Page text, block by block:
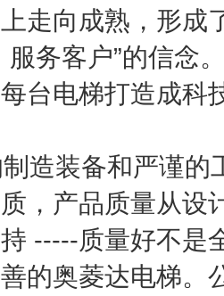
走向成熟，形成
服务客户”的信念
台电梯打造成科
造装备和严谨的
，产品质量从设
-----质量好不是
的奥菱达电梯。